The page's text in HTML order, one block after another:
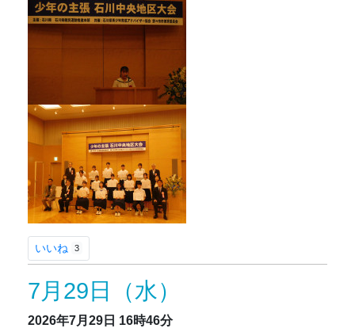
いいね 3
7月29日（水）
2026年7月29日 16時46分